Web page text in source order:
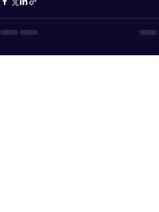
Ver todo